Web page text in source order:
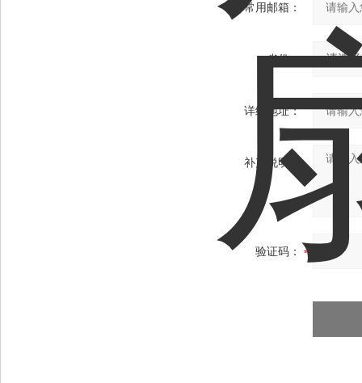
常用邮箱：
省份：
详细地址：
补充说明：
验证码：